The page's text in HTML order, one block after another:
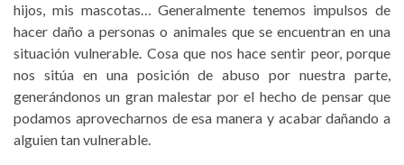
hijos, mis mascotas… Generalmente tenemos impulsos de
hacer daño a personas o animales que se encuentran en una
situación vulnerable. Cosa que nos hace sentir peor, porque
nos sitúa en una posición de abuso por nuestra parte,
generándonos un gran malestar por el hecho de pensar que
podamos aprovecharnos de esa manera y acabar dañando a
alguien tan vulnerable.